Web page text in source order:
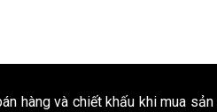
hàng và chiết khấu khi mua